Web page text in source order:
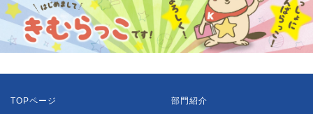
TOPページ
部門紹介